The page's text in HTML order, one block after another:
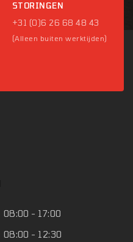
STORINGEN
+31 (0)6 26 68 48 43
(Alleen buiten werktijden)
08:00 - 17:00
08:00 - 12:30